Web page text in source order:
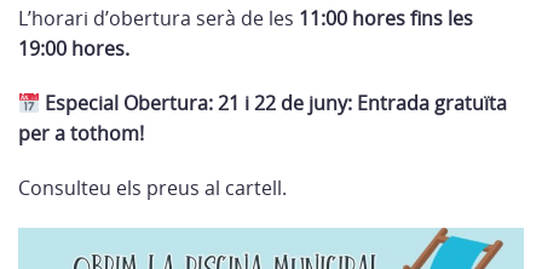
L’horari d’obertura serà de les 11:00 hores fins les
19:00 hores.
Especial Obertura: 21 i 22 de juny: Entrada gratuïta
per a tothom!
Consulteu els preus al cartell.